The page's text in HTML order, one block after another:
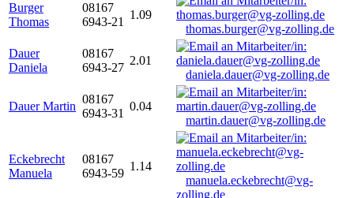
Burger
Thomas
08167
6943-21
1.09
thomas.burger@vg-zolling.de
Dauer
Daniela
08167
6943-27
2.01
daniela.dauer@vg-zolling.de
Dauer Martin
08167
6943-31
0.04
martin.dauer@vg-zolling.de
Eckebrecht
Manuela
08167
6943-59
1.14
manuela.eckebrecht@vg-
zolling.de